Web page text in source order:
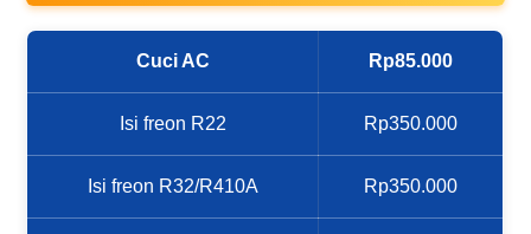
Cuci AC Rp85.000
Isi freon R22 Rp350.000
Isi freon R32/R410A Rp350.000